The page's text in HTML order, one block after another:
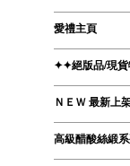
愛禮主頁
✦✦絕版品/現
ＮＥＷ 最新上
高級醋酸絲緞